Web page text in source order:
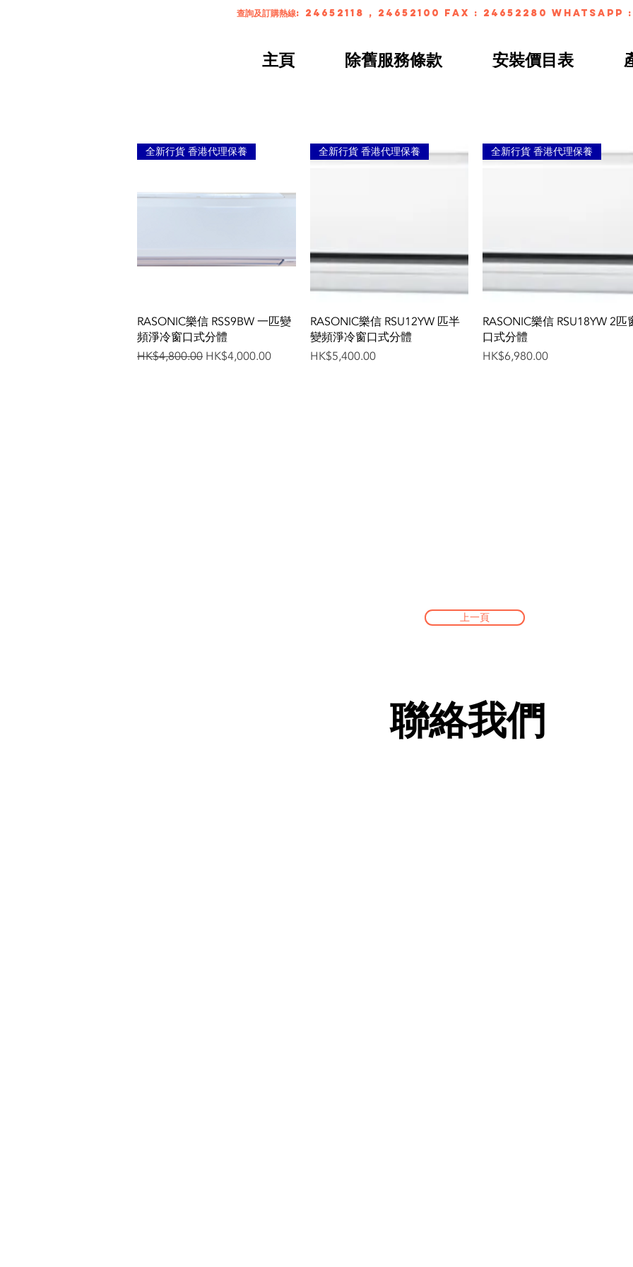
主頁 除舊服務條款 安裝價目表
查詢及訂購熱線: 24652118 , 24652100 FAX : 24652280
Quick View
全新行貨 香港代理保養
RASONIC樂信 RSS9BW 一匹變
頻淨冷窗口式分體
Regular Price
HK$4,800.00 Sale Price
HK$4,000.00
Quick View
全新行貨 香港代理保養
RASONIC樂信 RSU12YW 匹半
變頻淨冷窗口式分體
Price
HK$5,400.00
Quick View
全新行貨 香港代理保養
RASONIC樂信 RSU18YW 2匹
口式分體
Price
HK$6,980.00
上一頁
聯絡我們